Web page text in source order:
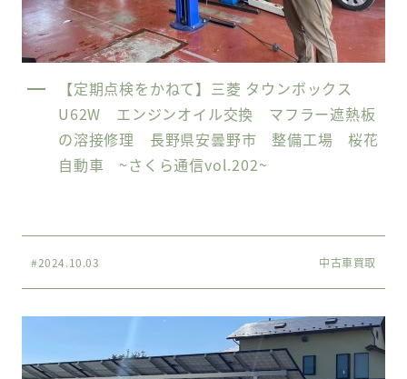
【定期点検をかねて】三菱 タウンボックス
U62W エンジンオイル交換 マフラー遮熱板
の溶接修理 長野県安曇野市 整備工場 桜花
自動車 ~さくら通信vol.202~
#2024.10.03 中古車買取